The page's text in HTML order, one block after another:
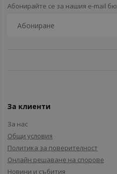
Абонирайте се за нашия e-mail
За клиенти
За нас
Общи условия
Политика за поверителност
Онлайн решаване на спорове
Новини и събития